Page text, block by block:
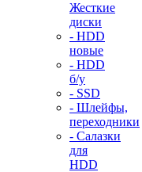
Жесткие
диски
- HDD
новые
- HDD
б/у
- SSD
- Шлейфы,
переходники
- Салазки
для
HDD